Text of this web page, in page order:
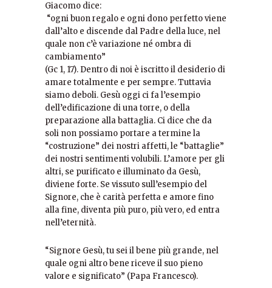
Giacomo dice:
“ogni buon regalo e ogni dono perfetto viene
dall’alto e discende dal Padre della luce, nel
quale non c’è variazione né ombra di
cambiamento”
(Gc 1, 17). Dentro di noi è iscritto il desiderio di
amare totalmente e per sempre. Tuttavia
siamo deboli. Gesù oggi ci fa l’esempio
dell’edificazione di una torre, o della
preparazione alla battaglia. Ci dice che da
soli non possiamo portare a termine la
“costruzione” dei nostri affetti, le “battaglie”
dei nostri sentimenti volubili. L’amore per gli
altri, se purificato e illuminato da Gesù,
diviene forte. Se vissuto sull’esempio del
Signore, che è carità perfetta e amore fino
alla fine, diventa più puro, più vero, ed entra
nell’eternità.
“Signore Gesù, tu sei il bene più grande, nel
quale ogni altro bene riceve il suo pieno
valore e significato” (Papa Francesco).